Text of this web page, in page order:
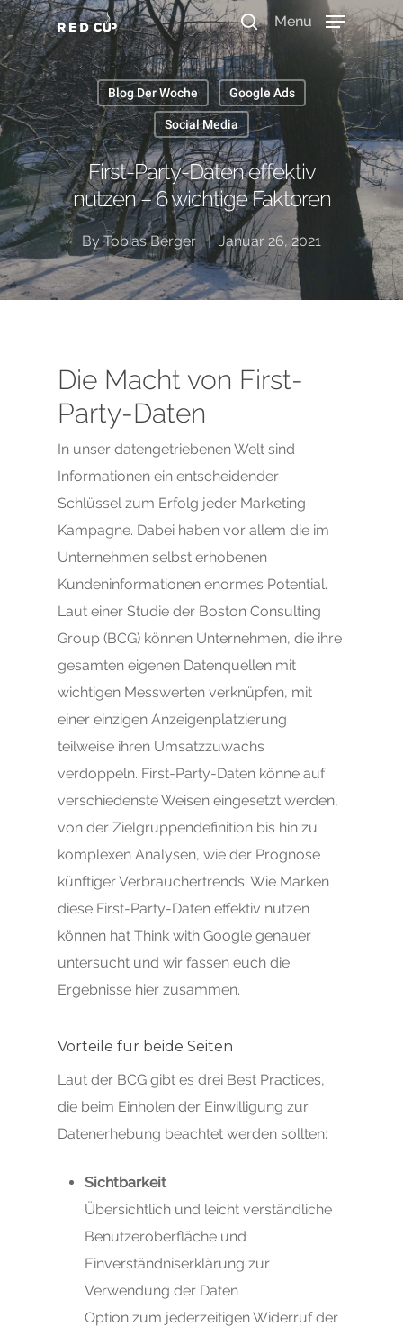
Durchsuche unser Wissen
Menu
Blog Der Woche Google Ads
Social Media
First-Party-Daten effektiv
nutzen – 6 wichtige Faktoren
ByTobias Berger Januar 26, 2021
Die Macht von First-
Party-Daten
In unser datengetriebenen Welt sind
Informationen ein entscheidender
Schlüssel zum Erfolg jeder Marketing
Kampagne. Dabei haben vor allem die im
Unternehmen selbst erhobenen
Kundeninformationen enormes Potential.
Laut einer Studie der Boston Consulting
Group (BCG) können Unternehmen, die ihre
gesamten eigenen Datenquellen mit
wichtigen Messwerten verknüpfen, mit
einer einzigen Anzeigenplatzierung
teilweise ihren Umsatzzuwachs
verdoppeln. First-Party-Daten könne auf
verschiedenste Weisen eingesetzt werden,
von der Zielgruppendefinition bis hin zu
komplexen Analysen, wie der Prognose
künftiger Verbrauchertrends. Wie Marken
diese First-Party-Daten effektiv nutzen
können hat Think with Google genauer
untersucht und wir fassen euch die
Ergebnisse hier zusammen.
Vorteile für beide Seiten
Laut der BCG gibt es drei Best Practices,
die beim Einholen der Einwilligung zur
Datenerhebung beachtet werden sollten:
Sichtbarkeit
Übersichtlich und leicht verständliche
Benutzeroberfläche und
Einverständniserklärung zur
Verwendung der Daten
Option zum jederzeitigen Widerruf der